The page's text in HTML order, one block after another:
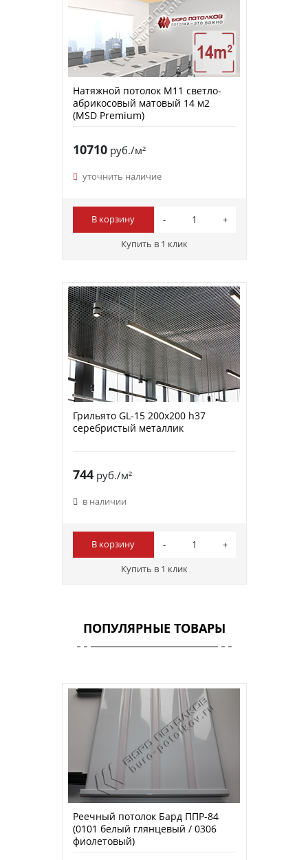
Натяжной потолок M11 светло-
абрикосовый матовый 14 м2
(MSD Premium)
10710руб./м²
уточнить наличие
В корзину
Купить в 1 клик
Грильято GL-15 200х200 h37
cеребристый металлик
744руб./м²
в наличии
В корзину
Купить в 1 клик
ПОПУЛЯРНЫЕ ТОВАРЫ
Реечный потолок Бард ППР-84
(0101 белый глянцевый / 0306
фиолетовый)